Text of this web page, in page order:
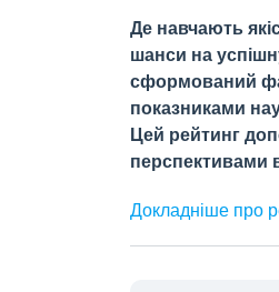
Де навчають
шанси на
сформований
показниками
Цей рейтинг
перспективами
Докладніше про